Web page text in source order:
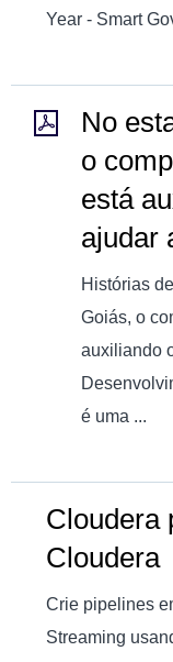
Year - Smart
No
o
está
ajudar
Histórias
Goiás, o
auxiliando
é uma ...
Cloudera
Cloudera
Crie pipelines
Streaming